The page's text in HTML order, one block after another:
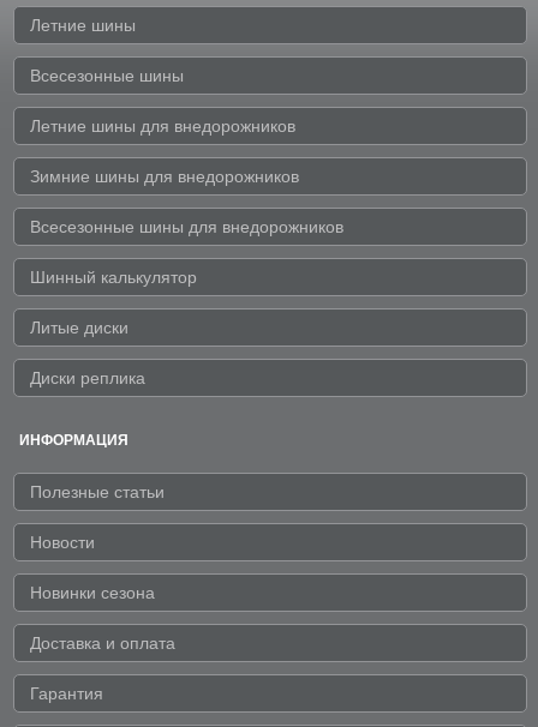
Летние шины
Всесезонные шины
Летние шины для внедорожников
Зимние шины для внедорожников
Всесезонные шины для внедорожников
Шинный калькулятор
Литые диски
Диски реплика
ИНФОРМАЦИЯ
Полезные статьи
Новости
Новинки сезона
Доставка и оплата
Гарантия